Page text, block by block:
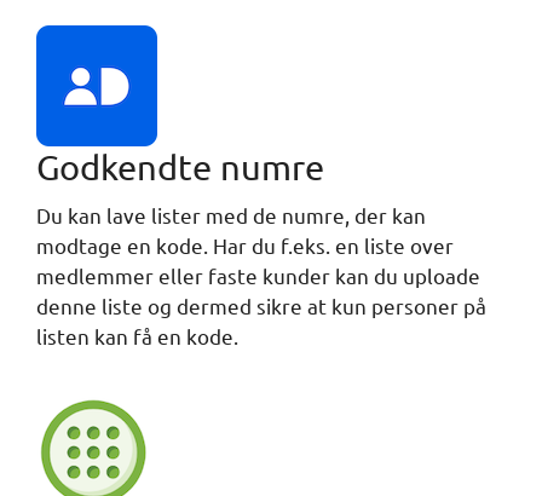
Godkendte numre
Du kan lave lister med de numre, der kan
modtage en kode. Har du f.eks. en liste over
medlemmer eller faste kunder kan du uploade
denne liste og dermed sikre at kun personer på
listen kan få en kode.